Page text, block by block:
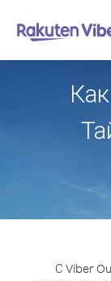
С Viber